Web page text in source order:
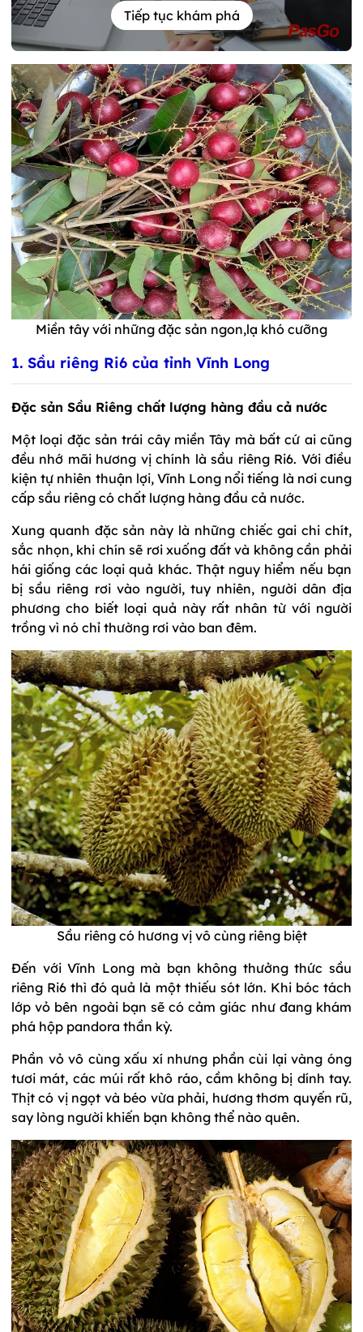
Tiếp tục khám phá
Miền tây với những đặc sản ngon,lạ khó cưỡng
1. Sầu riêng Ri6 của tỉnh Vĩnh Long
Đặc sản Sầu Riêng chất lượng hàng đầu cả nước
Một loại đặc sản trái cây miền Tây mà bất cứ ai cũng
đều nhớ mãi hương vị chính là sầu riêng Ri6. Với điều
kiện tự nhiên thuận lợi, Vĩnh Long nổi tiếng là nơi cung
cấp sầu riêng có chất lượng hàng đầu cả nước.
Xung quanh đặc sản này là những chiếc gai chi chít,
sắc nhọn, khi chín sẽ rơi xuống đất và không cần phải
hái giống các loại quả khác. Thật nguy hiểm nếu bạn
bị sầu riêng rơi vào người, tuy nhiên, người dân địa
phương cho biết loại quả này rất nhân từ với người
trồng vì nó chỉ thường rơi vào ban đêm.
Sầu riêng có hương vị vô cùng riêng biệt
Đến với Vĩnh Long mà bạn không thưởng thức sầu
riêng Ri6 thì đó quả là một thiếu sót lớn. Khi bóc tách
lớp vỏ bên ngoài bạn sẽ có cảm giác như đang khám
phá hộp pandora thần kỳ.
Phần vỏ vô cùng xấu xí nhưng phần cùi lại vàng óng
tươi mát, các múi rất khô ráo, cầm không bị dính tay.
Thịt có vị ngọt và béo vừa phải, hương thơm quyến rũ,
say lòng người khiến bạn không thể nào quên.